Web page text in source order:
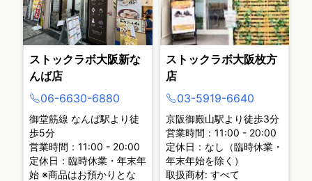
ストックラボ大阪新な
んば店
06-6630-6880
御堂筋線 なんば駅より徒
歩5分
営業時間：11:00 - 20:00
定休日：臨時休業・年末年
始 ※商品はお預かりとな
ストックラボ大阪枚方
店
03-5919-6640
京阪御殿山駅より徒歩3分
営業時間：11:00 - 20:00
定休日：なし（臨時休業・
年末年始を除く）
取扱商材: すべて